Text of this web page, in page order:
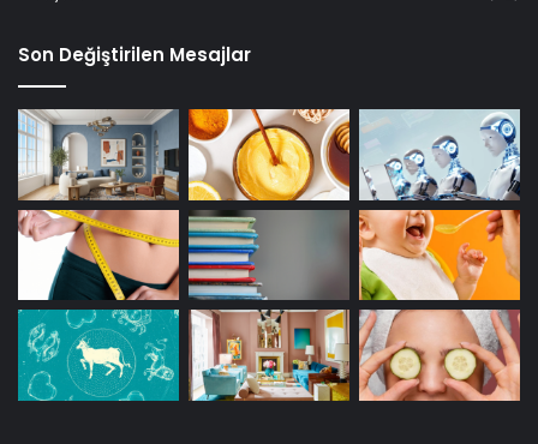
Son Değiştirilen Mesajlar